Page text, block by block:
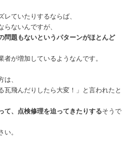
ていたりするならば、
ないんですが、
問題もないというパターンがほとんど
者が増加しているようなんです。
、
瓦飛んだりしたら大変！」と言われたと
て、点検修理を迫ってきたりするそうで
。